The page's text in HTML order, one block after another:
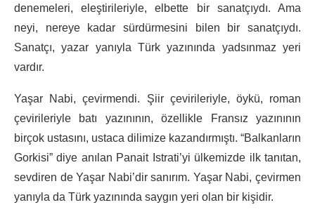
denemeleri, eleştirileriyle, elbette bir sanatçıydı. Ama
neyi, nereye kadar sürdürmesini bilen bir sanatçıydı.
Sanatçı, yazar yanıyla Türk yazınında yadsınmaz yeri
vardır.
Yaşar Nabi, çevirmendi. Şiir çevirileriyle, öykü, roman
çevirileriyle batı yazınının, özellikle Fransız yazınının
birçok ustasını, ustaca dilimize kazandırmıştı. “Balkanların
Gorkisi” diye anılan Panait Istrati’yi ülkemizde ilk tanıtan,
sevdiren de Yaşar Nabi’dir sanırım. Yaşar Nabi, çevirmen
yanıyla da Türk yazınında saygın yeri olan bir kişidir.